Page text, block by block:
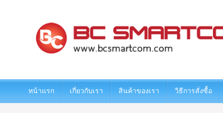
หน้าแรก เกี่ยวกับเรา สินค้าของเรา วิธีการสั่งซื้อ